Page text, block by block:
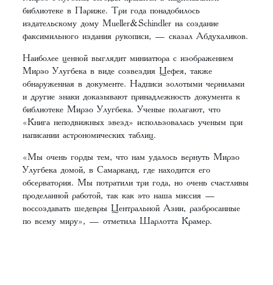
библиотеке в Париже. Три года понадобилось
издательскому дому Mueller&Schindler на создание
факсимильного издания рукописи, — сказал Абдухаликов.
Наиболее ценной выглядит миниатюра с изображением
Мирзо Улугбека в виде созвездия Цефея, также
обнаруженная в документе. Надписи золотыми чернилами
и другие знаки доказывают принадлежность документа к
библиотеке Мирзо Улугбека. Ученые полагают, что
«Книга неподвижных звезд» использовалась ученым при
написании астрономических таблиц.
«Мы очень горды тем, что нам удалось вернуть Мирзо
Улугбека домой, в Самарканд, где находится его
обсерватория. Мы потратили три года, но очень счастливы
проделанной работой, так как это наша миссия —
воссоздавать шедевры Центральной Азии, разбросанные
по всему миру», — отметила Шарлотта Крамер.